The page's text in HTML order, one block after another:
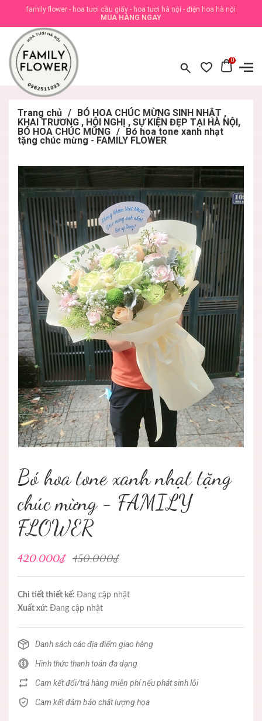
family flower - hoa tươi cầu giấy - hoa tươi hà nội - điện hoa hà nội
MUA HÀNG NGAY
0
Trang chủ / BÓ HOA CHÚC MỪNG SINH NHẬT ,
KHAI TRƯƠNG , HỘI NGHỊ , SỰ KIỆN ĐẸP TẠI HÀ NỘI,
BÓ HOA CHÚC MỪNG / Bó hoa tone xanh nhạt
tặng chúc mừng - FAMILY FLOWER
Bó hoa tone xanh nhạt tặng
chúc mừng - FAMILY
FLOWER
420.000₫ 450.000₫
Chi tiết thiết kế: Đang cập nhật
Xuất xứ: Đang cập nhật
Danh sách các địa điểm giao hàng
Hình thức thanh toán đa dạng
Cam kết đổi/trả hàng miễn phí nếu phát sinh lỗi
Cam kết đảm bảo chất lượng hoa